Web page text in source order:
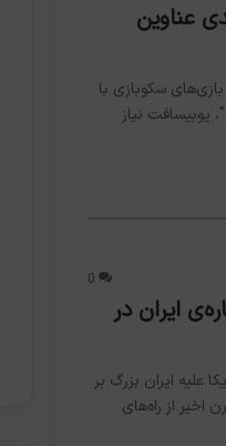
عناوین
سکوبازی با
یوبیسافت نیاز
0
ایران در
علیه ایران بزرگ بر
از راه‌های